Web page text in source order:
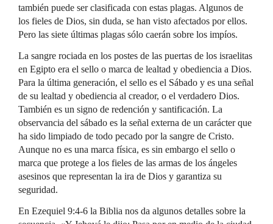
también puede ser clasificada con estas plagas. Algunos de
los fieles de Dios, sin duda, se han visto afectados por ellos.
Pero las siete últimas plagas sólo caerán sobre los impíos.
La sangre rociada en los postes de las puertas de los israelitas
en Egipto era el sello o marca de lealtad y obediencia a Dios.
Para la última generación, el sello es el Sábado y es una señal
de su lealtad y obediencia al creador, o el verdadero Dios.
También es un signo de redención y santificación. La
observancia del sábado es la señal externa de un carácter que
ha sido limpiado de todo pecado por la sangre de Cristo.
Aunque no es una marca física, es sin embargo el sello o
marca que protege a los fieles de las armas de los ángeles
asesinos que representan la ira de Dios y garantiza su
seguridad.
En Ezequiel 9:4-6 la Biblia nos da algunos detalles sobre la